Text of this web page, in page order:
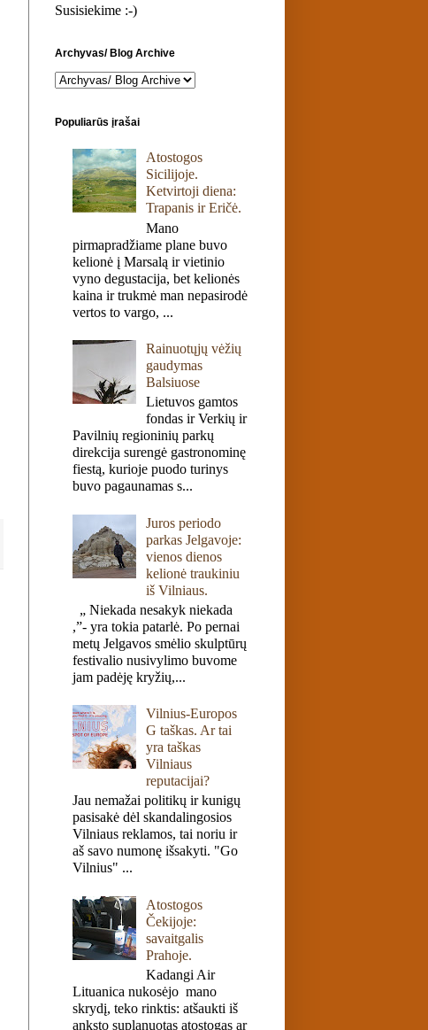
Susisiekime :-)
Archyvas/ Blog Archive
Populiarūs įrašai
Atostogos
Sicilijoje.
Ketvirtoji diena:
Trapanis ir Eričė.
Mano
pirmapradžiame plane buvo
kelionė į Marsalą ir vietinio
vyno degustacija, bet kelionės
kaina ir trukmė man nepasirodė
vertos to vargo, ...
Rainuotųjų vėžių
gaudymas
Balsiuose
Lietuvos gamtos
fondas ir Verkių ir
Pavilnių regioninių parkų
direkcija surengė gastronominę
fiestą, kurioje puodo turinys
buvo pagaunamas s...
Juros periodo
parkas Jelgavoje:
vienos dienos
kelionė traukiniu
iš Vilniaus.
„ Niekada nesakyk niekada
,”- yra tokia patarlė. Po pernai
metų Jelgavos smėlio skulptūrų
festivalio nusivylimo buvome
jam padėję kryžių,...
Vilnius-Europos
G taškas. Ar tai
yra taškas
Vilniaus
reputacijai?
Jau nemažai politikų ir kunigų
pasisakė dėl skandalingosios
Vilniaus reklamos, tai noriu ir
aš savo numonę išsakyti. "Go
Vilnius" ...
Atostogos
Čekijoje:
savaitgalis
Prahoje.
Kadangi Air
Lituanica nukosėjo mano
skrydį, teko rinktis: atšaukti iš
anksto suplanuotas atostogas ar